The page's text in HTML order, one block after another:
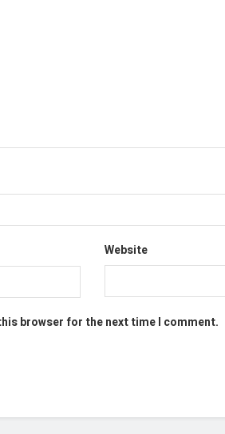
Website
browser for the next time I comment.